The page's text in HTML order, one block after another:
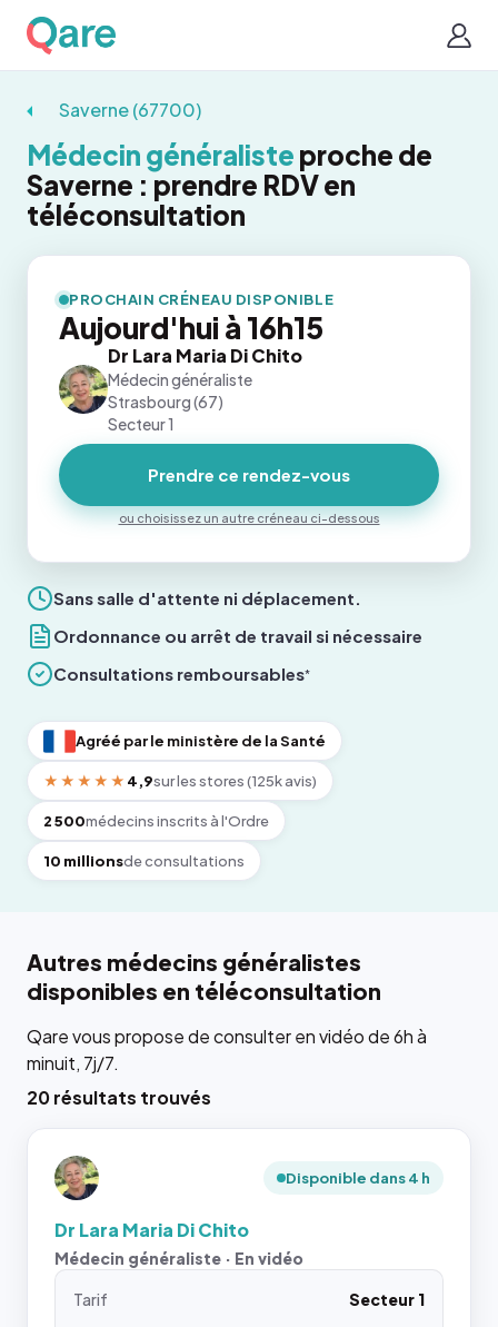
Saverne (67700)
Médecin généraliste proche de
Saverne : prendre RDV en
téléconsultation
Sans salle d'attente ni déplacement.
Ordonnance ou arrêt de travail si nécessaire
Consultations remboursables*
Agréé par le ministère de la Santé
★★★★★ 4,9sur les stores (125k avis)
2 500médecins inscrits à l'Ordre
10 millionsde consultations
PROCHAIN CRÉNEAU DISPONIBLE
Aujourd'hui à 16h15
Dr Lara Maria Di Chito
Médecin généraliste
Strasbourg (67)
Secteur 1
Prendre ce rendez-vous
ou choisissez un autre créneau ci-dessous
Autres médecins généralistes
disponibles en téléconsultation
Qare vous propose de consulter en vidéo de 6h à
minuit, 7j/7.
20 résultats trouvés
Disponible dans 4 h
Dr Lara Maria Di Chito
Médecin généraliste · En vidéo
Tarif
Secteur 1